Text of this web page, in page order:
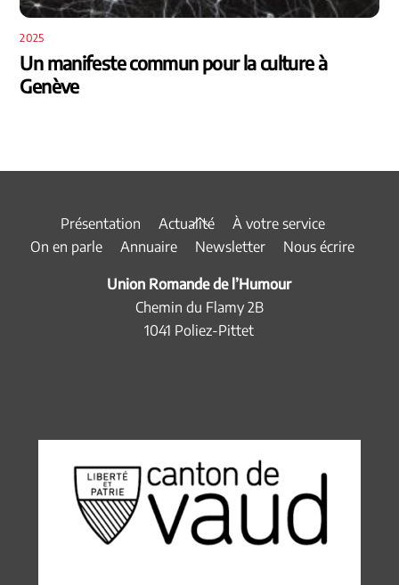
2025
Un manifeste commun pour la culture à
Genève
Back
To
Présentation Actualité
À votre service
On en parle
Annuaire Newsletter Nous écrire
Union Romande de l’Humour
Chemin du Flamy 2B
1041 Poliez-Pittet